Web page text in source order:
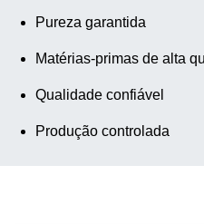
Pureza garantida
Matérias-primas de alta
Qualidade confiável
Produção controlada